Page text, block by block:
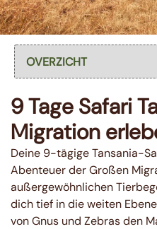
Select page
9 Tage Safari
Migration
Deine 9-tägige Tansania-
Abenteuer der Großen
außergewöhnlichen
dich tief in die weiten
von Gnus und Zebras den